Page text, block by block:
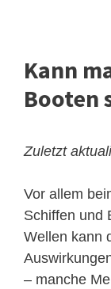
Kann
Booten
Zuletzt
Vor allem
Schiffen und
Wellen kann
– manche